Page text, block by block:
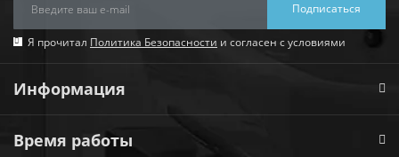
Подписаться
Я прочитал Политика Безопасности и согласен с условиями
Информация
Время работы